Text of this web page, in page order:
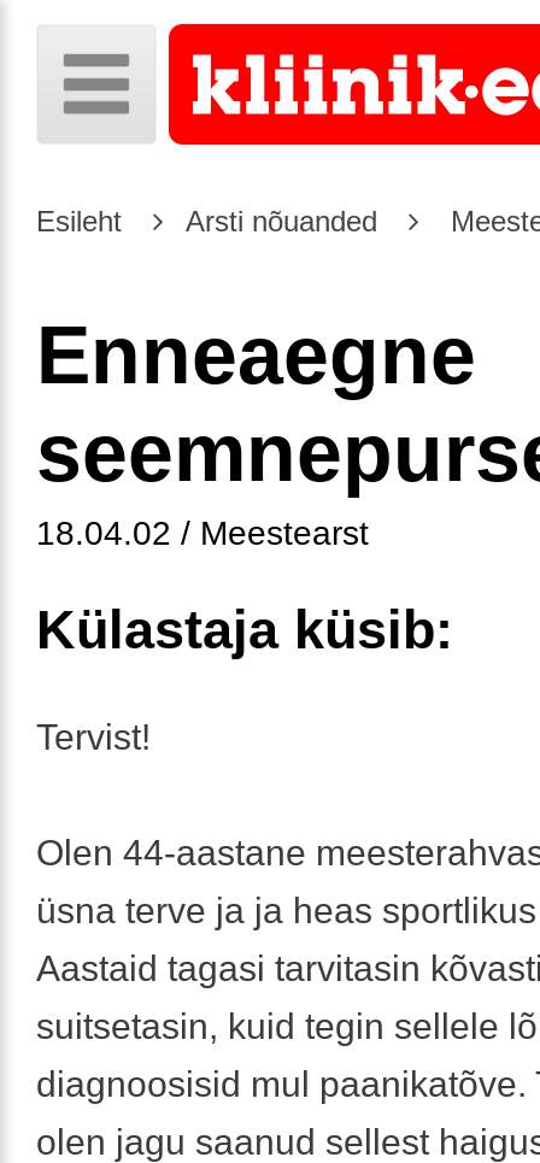
Esileht Arsti nõuanded
Enneaegne
18.04.02 / Meestearst
Külastaja küsib:
Tervist!
Olen 44-aastane
üsna terve ja ja heas
Aastaid tagasi tarvitasin
suitsetasin, kuid tegin sellele
diagnoosisid mul paanikatõve.
olen jagu saanud sellest